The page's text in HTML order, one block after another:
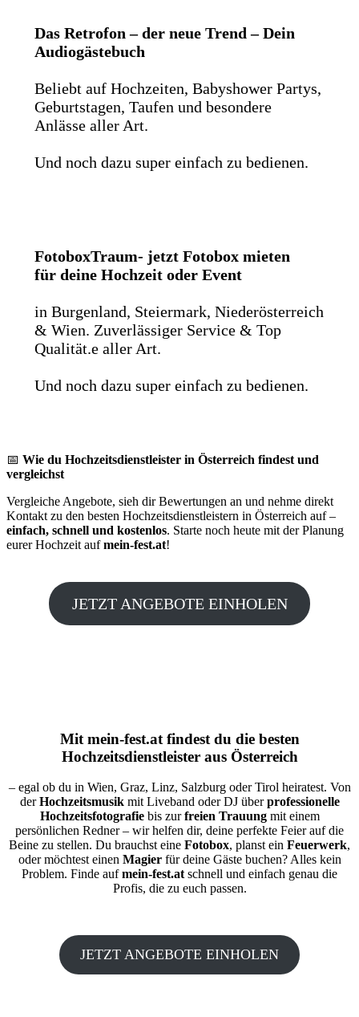
Das Retrofon – der neue Trend – Dein
Audiogästebuch
Beliebt auf Hochzeiten, Babyshower Partys,
Geburtstagen, Taufen und besondere
Anlässe aller Art.
Und noch dazu super einfach zu bedienen.
FotoboxTraum- jetzt Fotobox mieten
für deine Hochzeit oder Event
in Burgenland, Steiermark, Niederösterreich
& Wien. Zuverlässiger Service & Top
Qualität.e aller Art.
Und noch dazu super einfach zu bedienen.
📅 Wie du Hochzeitsdienstleister in Österreich findest und
vergleichst
Vergleiche Angebote, sieh dir Bewertungen an und nehme direkt
Kontakt zu den besten Hochzeitsdienstleistern in Österreich auf –
einfach, schnell und kostenlos. Starte noch heute mit der Planung
eurer Hochzeit aufmein-fest.at!
JETZT ANGEBOTE EINHOLEN
Mit mein-fest.atfindest du die besten
Hochzeitsdienstleister aus Österreich
– egal ob du in Wien, Graz, Linz, Salzburg oder Tirol heiratest. Von
derHochzeitsmusikmit Liveband oder DJ überprofessionelle
Hochzeitsfotografiebis zurfreien Trauungmit einem
persönlichen Redner – wir helfen dir, deine perfekte Feier auf die
Beine zu stellen. Du brauchst eine Fotobox, planst ein Feuerwerk,
oder möchtest einen Magierfür deine Gäste buchen? Alles kein
Problem. Finde aufmein-fest.atschnell und einfach genau die
Profis, die zu euch passen.
JETZT ANGEBOTE EINHOLEN